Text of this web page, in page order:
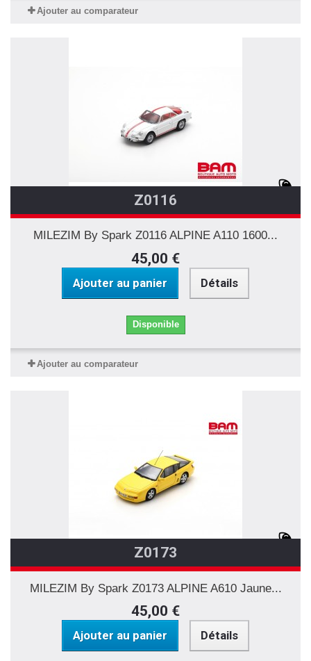
Ajouter au comparateur
Z0116
MILEZIM By Spark Z0116 ALPINE A110 1600...
45,00 €
Ajouter au panier Détails
Disponible
Ajouter au comparateur
Z0173
MILEZIM By Spark Z0173 ALPINE A610 Jaune...
45,00 €
Ajouter au panier Détails